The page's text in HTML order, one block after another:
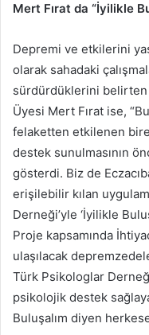
Mert Fırat da “İyilikle
Depremi ve etkilerini
olarak sahadaki
sürdürdüklerini belirten
Üyesi Mert Fırat ise,
felaketten etkilenen
destek sunulmasının
gösterdi. Biz de
erişilebilir kılan
Derneği’yle ‘İyilikle
Proje kapsamında
ulaşılacak
Türk Psikologlar
psikolojik destek
Buluşalım diyen